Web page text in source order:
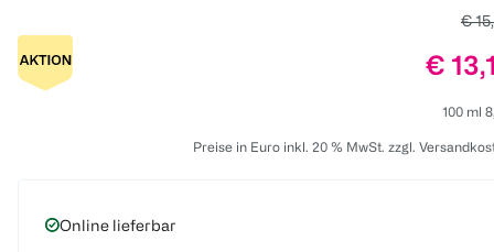
€
€
100 ml
Preise in Euro inkl. 20 % MwSt. zzgl.
Online lieferbar